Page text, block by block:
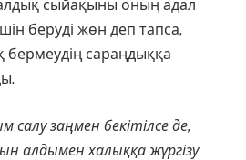
сыйақыны оның адал
беруді жөн деп тапса,
бермеудің сараңдыққа
заңмен бекітілсе де,
алдымен халыққа жүргізу